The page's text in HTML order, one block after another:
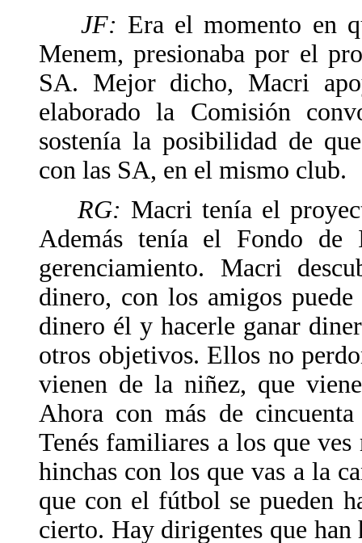
JF: Era el momento en
Menem, presionaba por el
SA. Mejor dicho, Macri
elaborado la Comisión
sostenía la posibilidad de
con las SA, en el mismo club.
RG: Macri tenía el
Además tenía el Fondo de
gerenciamiento. Macri
dinero, con los amigos
dinero él y hacerle ganar
otros objetivos. Ellos no
vienen de la niñez, que
Ahora con más de
Tenés familiares a los que
hinchas con los que vas a la
que con el fútbol se pueden
cierto. Hay dirigentes que han